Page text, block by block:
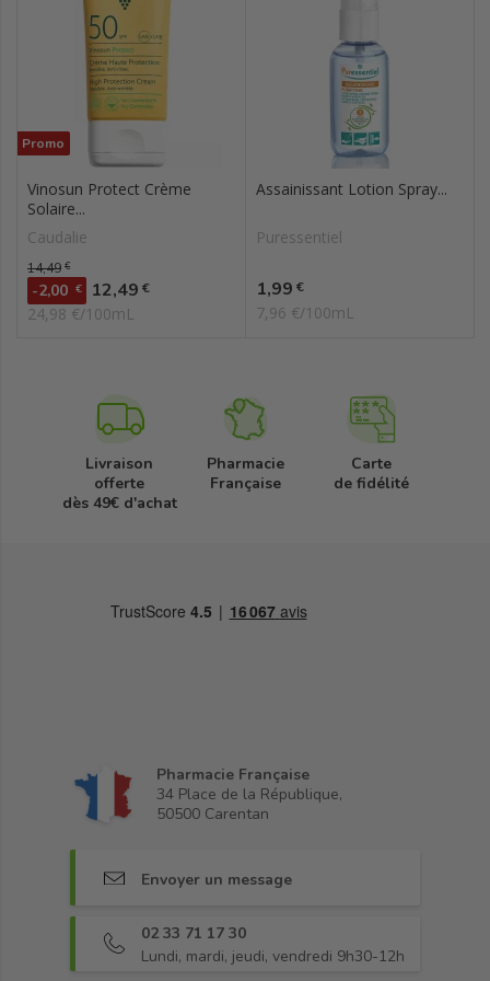
Promo
Vinosun Protect Crème
Solaire...
Caudalie
Prix de base
14,49 €
-2,00 € Prix
12,49 €
24,98 €/100mL
Assainissant Lotion Spray...
Puressentiel
Prix
1,99 €
7,96 €/100mL
Livraison
offerte
dès 49€ d'achat
Pharmacie
Française
Carte
de fidélité
Pharmacie Française
34 Place de la République,
50500 Carentan
Envoyer un message
02 33 71 17 30
Lundi, mardi, jeudi, vendredi 9h30-12h